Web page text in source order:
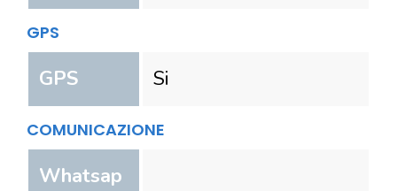
GPS
GPS Si
COMUNICAZIONE
Whatsap